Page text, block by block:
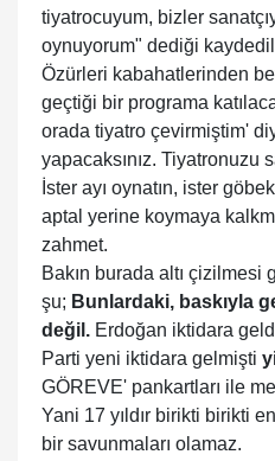
tiyatrocuyum, bizler
oynuyorum" dediği
Özürleri kabahatlerinden
geçtiği bir programa
orada tiyatro çevirmiştim'
yapacaksınız. Tiyatronuzu
İster ayı oynatın, ister
aptal yerine koymaya
zahmet.
Bakın burada altı çizilmesi
şu; Bunlardaki, baskıyla
değil. Erdoğan iktidara
Parti yeni iktidara gelmişti
GÖREVE' pankartları ile
Yani 17 yıldır birikti birikti
bir savunmaları olamaz.